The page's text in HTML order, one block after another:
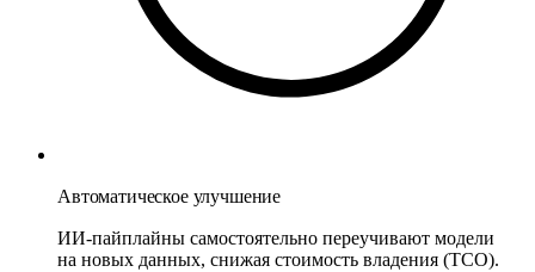
Автоматическое улучшение
ИИ-пайплайны самостоятельно переучивают модели
на новых данных, снижая стоимость владения (TCO).